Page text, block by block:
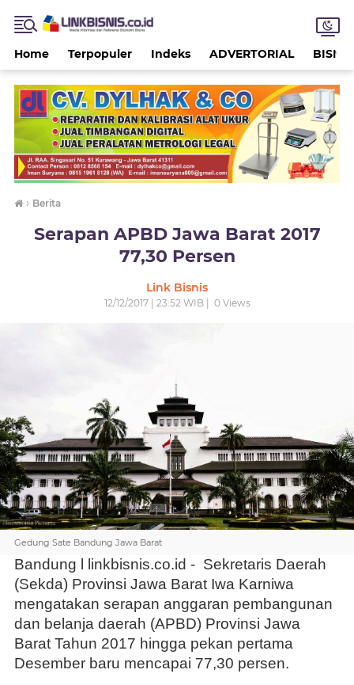
Home Terpopuler Indeks ADVERTORIAL BISNIS
› Berita
Serapan APBD Jawa Barat 2017
77,30 Persen
Link Bisnis
12/12/2017 | 23:52 WIB | 0Views
Gedung Sate Bandung Jawa Barat
Bandung l linkbisnis.co.id - Sekretaris Daerah
(Sekda) Provinsi Jawa Barat Iwa Karniwa
mengatakan serapan anggaran pembangunan
dan belanja daerah (APBD) Provinsi Jawa
Barat Tahun 2017 hingga pekan pertama
Desember baru mencapai 77,30 persen.